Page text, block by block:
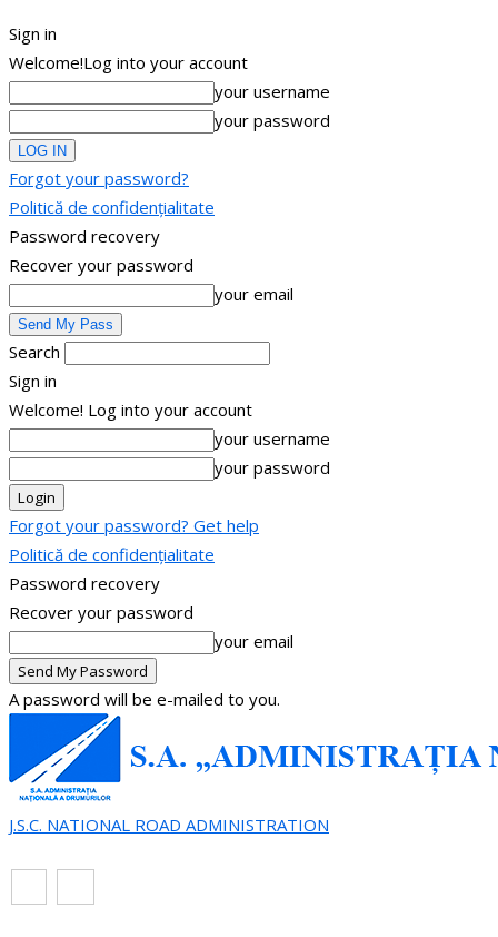
Sign in
Welcome!Log into your account
your username
your password
Forgot your password?
Politică de confidențialitate
Password recovery
Recover your password
your email
Search
Sign in
Welcome! Log into your account
your username
your password
Forgot your password? Get help
Politică de confidențialitate
Password recovery
Recover your password
your email
A password will be e-mailed to you.
J.S.C. NATIONAL ROAD ADMINISTRATION